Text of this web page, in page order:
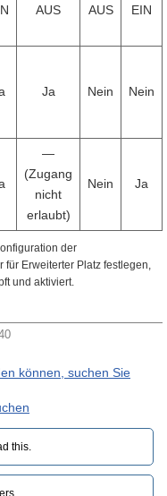
AUS AUS EIN
Ja Nein Nein
—
(Zugang
nicht
erlaubt)
Nein Ja
der
Erweiterter Platz festlegen,
und aktiviert.
können, suchen Sie
this.‎